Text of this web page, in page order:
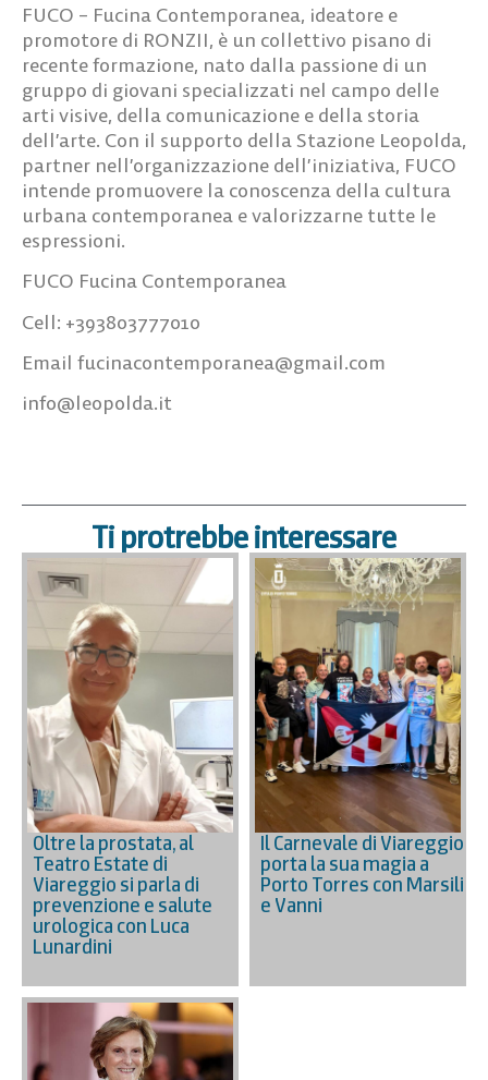
FUCO – Fucina Contemporanea, ideatore e
promotore di RONZII, è un collettivo pisano di
recente formazione, nato dalla passione di un
gruppo di giovani specializzati nel campo delle
arti visive, della comunicazione e della storia
dell’arte. Con il supporto della Stazione Leopolda,
partner nell’organizzazione dell’iniziativa, FUCO
intende promuovere la conoscenza della cultura
urbana contemporanea e valorizzarne tutte le
espressioni.
FUCO Fucina Contemporanea
Cell: +393803777010
Email fucinacontemporanea@gmail.com
info@leopolda.it
Ti protrebbe interessare
Oltre la prostata, al
Teatro Estate di
Viareggio si parla di
prevenzione e salute
urologica con Luca
Lunardini
Il Carnevale di Viareggio
porta la sua magia a
Porto Torres con Marsili
e Vanni